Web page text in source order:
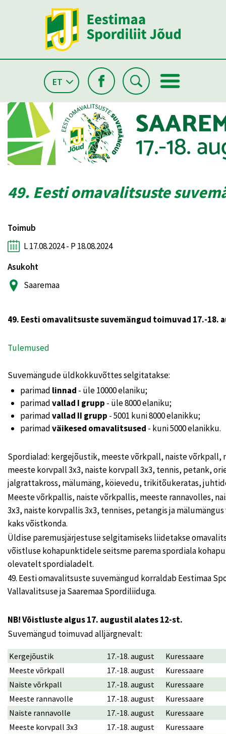
ET
49. Eesti omavalitsuste
Toimub
L 17.08.2024 - P 18.08.2024
Asukoht
Saaremaa
49. Eesti omavalitsuste suvemängud toimuvad 17.-18.
Tulemused
Suvemängude üldkokkuvõttes selgitatakse:
parimad linnad - üle 10000 elaniku;
parimadvallad I grupp - üle 8000 elaniku;
parimadvallad II grupp - 5001 kuni 8000 elanikku;
parimadväikesed omavalitsused - kuni 5000 elanikku.
Spordialad: kergejõustik, meeste võrkpall, naiste võrkpall,
meeste korvpall 3x3, naiste korvpall 3x3, tennis, petank,
jalgrattakross, mälumäng, köievedu, trikitõukeratas,
Meeste võrkpallis, naiste võrkpallis, meeste rannavolles,
3x3, naiste korvpallis 3x3, tennises, petangis ja
kaks võistkonda.
Üldise paremusjärjestuse selgitamiseks liidetakse
võistluse kohapunktidele seitsme parema spordiala
olevatelt spordialadelt.
49. Eesti omavalitsuste suvemängud korraldab Eestimaa
Vallavalitsuse ja Saaremaa Spordiliiduga.
NB! Võistluste algus 17. augustil alates 12-st.
Suvemängud toimuvad alljärgnevalt:
Kergejõustik 17.-18. august
Kuressaare
Meeste võrkpall
17.-18. august
Kuressaare
Naiste võrkpall
17.-18. august
Kuressaare
Meeste rannavolle
17.-18. august
Kuressaare
Naiste rannavolle
17.-18. august
Kuressaare
Meeste korvpall 3x3
17.-18. august
Kuressaare